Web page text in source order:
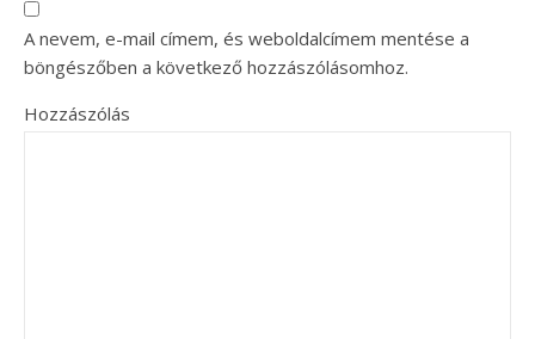
A nevem, e-mail címem, és weboldalcímem mentése a
böngészőben a következő hozzászólásomhoz.
Hozzászólás